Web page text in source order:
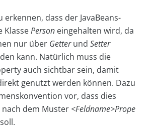
erkennen, dass der JavaBeans-
KlassePerson eingehalten wird, da
nur über Getterund Setter
kann. Natürlich muss die
auch sichtbar sein, damit
genutzt werden können. Dazu
vor, dass dies
dem Muster <Feldname>Prope